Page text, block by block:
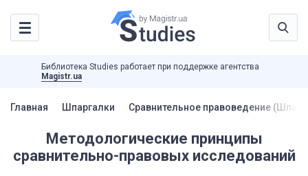
Библиотека Studies работает при поддержке агентства
Magistr.ua
Главная Шпаргалки Сравнительное правоведение
Методологические принципы
сравнительно-правовых исследований